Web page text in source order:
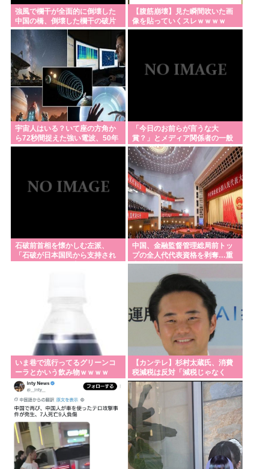
刃物持ってたら警察に殺される日本社会。
パさん「難民を追い返す。そんな国でいいのか？入
管法強行抗議！」
【ラグビー】日本代表、歴史的初勝利ならず…オー
ストラリアに逆転負け 8戦全敗
防衛白書の表紙は、なぜか笑顔の若者がアニメ風に
描かれ… 安保政策の大転換とのチグハグ感に戸惑い
の声
米農家「流石にこんな値段じゃ、米作り辞める人、
出るんじゃないかなあ？？」
Powered by livedoor 相互RSS
強風で欄干が全面的に倒壊した
中国の橋、倒壊した欄干の破片
を調べると凄まじい事実が発覚
して……
【腹筋崩壊】見た瞬間吹いた画
像を貼っていくスレｗｗｗｗ
宇宙人はいる？いて座の方角か
ら72秒間捉えた強い電波、50年
間正体分からぬ「Wow！信号」
「今日のお前らが言うな大
賞？」とメディア関係者の一般
人への苦言にツッコミ殺到、被
災地の避難所でカメラ
石破前首相を懐かしむ左派、
「石破が日本国民から支持され
中国、金融監督管理総局前トッ
プの全人代代表資格を剥奪…重
大な規律違反で！
いま巷で流行ってるグリーンコ
ーラとかいう飲み物ｗｗｗｗ
【カンテレ】杉村太蔵氏、消費
税減税は反対「減税じゃなく
て、現金給付を」